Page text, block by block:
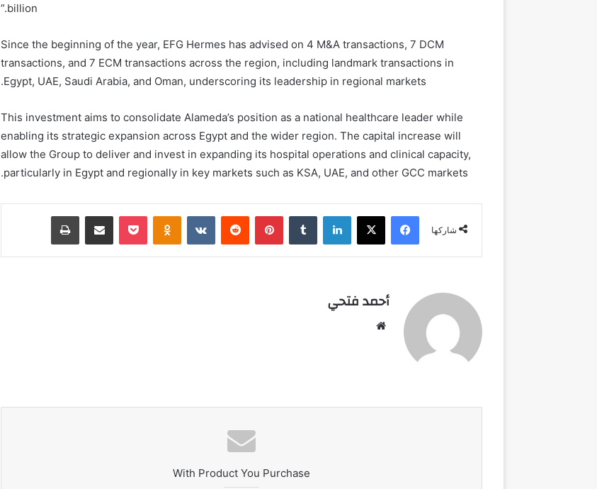
billion
.
”
Since the beginning of the year, EFG Hermes has advised on 4 M&A transactions, 7 DCM
transactions, and 7 ECM transactions across the region, including landmark transactions in
Egypt, UAE, Saudi Arabia, and Oman, underscoring its leadership in regional markets.
This investment aims to consolidate Alameda’s position as a national healthcare leader while
enabling its strategic expansion across Egypt and the wider region. The capital increase will
allow the Group to deliver and invest in expanding its hospital operations and clinical capacity,
particularly in Egypt and regionally in key markets such as KSA, UAE, and other GCC markets.
شاركها
فيسبوك ‫X لينكدإن بينتيريست Odnoklassniki
‫Pocket مشاركة عبر البريد طباعة
أحمد فتحي
With Product You Purchase